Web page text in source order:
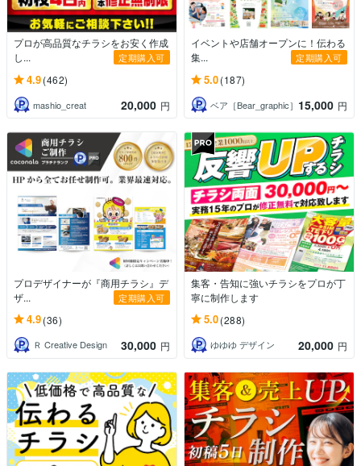
プロが高品質なチラシをお安く作成
し...
定期購入可
4.9(462)
mashio_creat 20,000 円
イベントや店舗オープンに！伝わる
集...
定期購入可
5.0(187)
ベア［Bear_graphic］ 15,000 円
プロデザイナーが『商用チラシ』デ
ザ...
定期購入可
4.9(36)
Ｒ Creative Design 30,000 円
集客・告知に強いチラシをプロが丁
寧に制作します
5.0(288)
ゆゆゆ デザイン 20,000 円